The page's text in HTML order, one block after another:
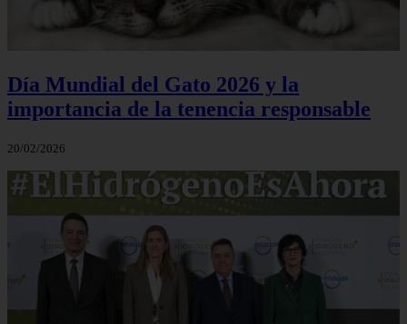
Día Mundial del Gato 2026 y la
importancia de la tenencia responsable
20/02/2026